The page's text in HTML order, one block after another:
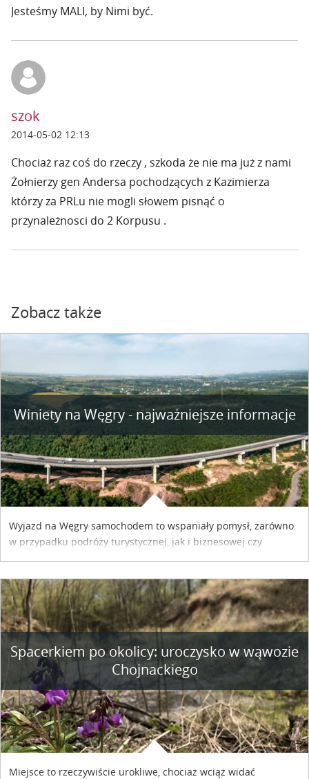
Jesteśmy MALI, by Nimi być.
szok
2014-05-02 12:13
Chociaż raz coś do rzeczy , szkoda że nie ma już z nami
Żołnierzy gen Andersa pochodzących z Kazimierza
którzy za PRLu nie mogli słowem pisnąć o
przynależnosci do 2 Korpusu .
Zobacz także
Winiety na Węgry - najważniejsze informacje
Wyjazd na Węgry samochodem to wspaniały pomysł, zarówno
w przypadku podróży turystycznej, jak i biznesowej czy
współpracy reklamowej z Hungary Vignette.
Spacerkiem po okolicy: uroczysko w wąwozie
Chojnackiego
Miejsce to rzeczywiście urokliwe, chociaż wciąż widać